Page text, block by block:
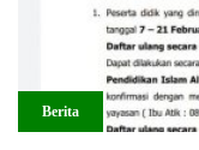
Berita